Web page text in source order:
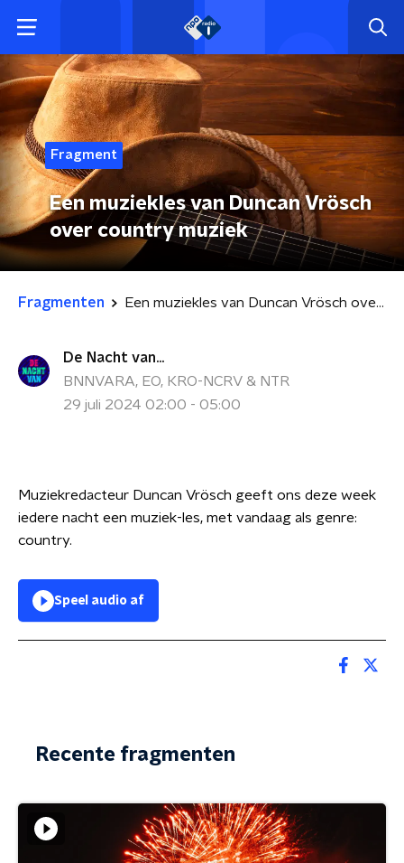
Fragment
Een muziekles van Duncan Vrösch
over country muziek
Fragmenten Een muziekles van Duncan Vrösch over country muziek
De Nacht van...
BNNVARA, EO, KRO-NCRV & NTR
29 juli 2024 02:00 - 05:00
Muziekredacteur Duncan Vrösch geeft ons deze week
iedere nacht een muziek-les, met vandaag als genre:
country.
Speel audio af
Recente fragmenten